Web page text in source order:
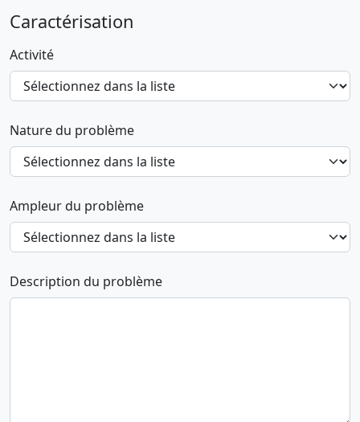
Caractérisation
Activité
Nature du problème
Ampleur du problème
Description du problème